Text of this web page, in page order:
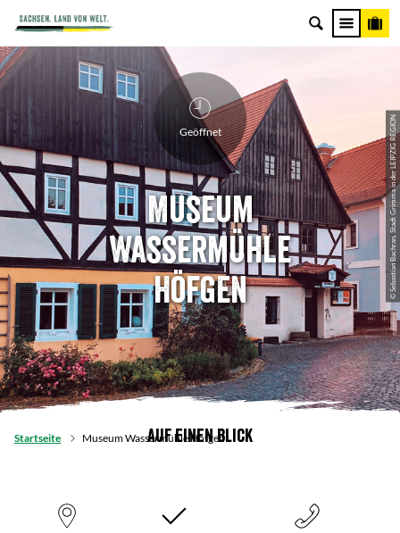
© Sebastian Bachran, Stadt Grimma in der LEIPZIG REGION
Geöffnet
Museum
Wassermühle
Höfgen
Startseite Museum Wassermühle Höfgen
Auf einen Blick